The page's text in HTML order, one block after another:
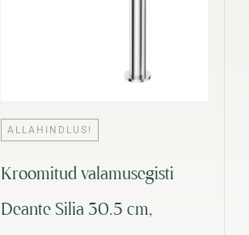
ALLAHINDLUS!
Kroomitud valamusegisti
Deante Silia 30.5 cm,